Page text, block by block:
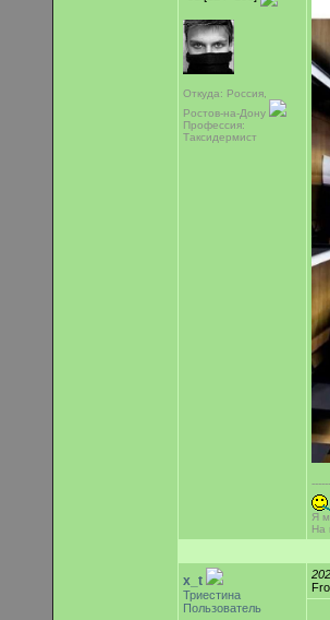
Откуда: Россия,
Ростов-на-Дону
Профессия:
Таксидермист
Я
На
x_t
Триестина
Пользователь